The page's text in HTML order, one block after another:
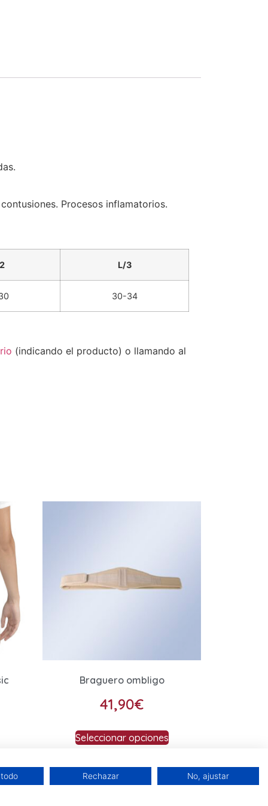
Procesos inflamatorios.
L/3
30-34
(indicando el producto) o llamando al
Braguero ombligo
41,90€
Seleccionar opciones
Mi cuenta Carrito
Rechazar No, ajustar